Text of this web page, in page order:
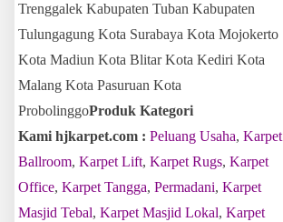
Trenggalek Kabupaten Tuban Kabupaten
Tulungagung Kota Surabaya Kota Mojokerto
Kota Madiun Kota Blitar Kota Kediri Kota
Malang Kota Pasuruan Kota
ProbolinggoProduk Kategori
Kami hjkarpet.com : Peluang Usaha, Karpet
Ballroom, Karpet Lift, Karpet Rugs, Karpet
Office, Karpet Tangga, Permadani, Karpet
Masjid Tebal, Karpet Masjid Lokal, Karpet